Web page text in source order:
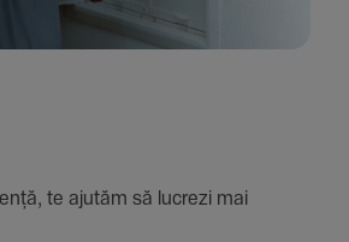
te ajutăm să lucrezi mai